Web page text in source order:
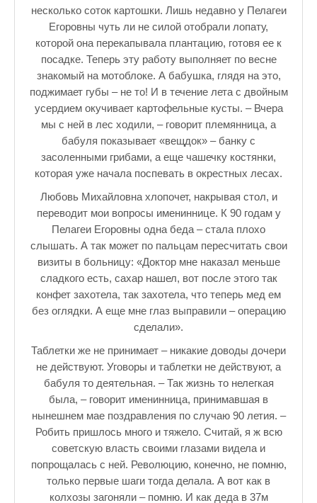
Фотоссесия. Лучшие спортсмены.
От улыбки станет всем светлей
Настольный теннис в Пушкине Санкт-Петербург. Клубы и
Секции настольного тенниса в Пушкинском районе
Куда уходит детство
Это интересно знать
Настольный теннис в Пушкине Санкт — Петербург РПЦ
Лучшие стихи про детство
Отечество нам Царское Село.
Тренеры по настольному теннису в Пушкине
Лучшие рассказы
♪♫Рассказы 4★
несколько соток картошки. Лишь недавно у Пелагеи
Егоровны чуть ли не силой отобрали лопату,
которой она перекапывала плантацию, готовя ее к
посадке. Теперь эту работу выполняет по весне
знакомый на мотоблоке. А бабушка, глядя на это,
поджимает губы – не то! И в течение лета с двойным
усердием окучивает картофельные кусты. – Вчера
мы с ней в лес ходили, – говорит племянница, а
бабуля показывает «вещдок» – банку с
засоленными грибами, а еще чашечку костянки,
которая уже начала поспевать в окрестных лесах.
Любовь Михайловна хлопочет, накрывая стол, и
переводит мои вопросы имениннице. К 90 годам у
Пелагеи Егоровны одна беда – стала плохо
слышать. А так может по пальцам пересчитать свои
визиты в больницу: «Доктор мне наказал меньше
сладкого есть, сахар нашел, вот после этого так
конфет захотела, так захотела, что теперь мед ем
без оглядки. А еще мне глаз выправили – операцию
сделали».
Таблетки же не принимает – никакие доводы дочери
не действуют. Уговоры и таблетки не действуют, а
бабуля то деятельная. – Так жизнь то нелегкая
была, – говорит именинница, принимавшая в
нынешнем мае поздравления по случаю 90 летия. –
Робить пришлось много и тяжело. Считай, я ж всю
советскую власть своими глазами видела и
попрощалась с ней. Революцию, конечно, не помню,
только первые шаги тогда делала. А вот как в
колхозы загоняли – помню. И как деда в 37м